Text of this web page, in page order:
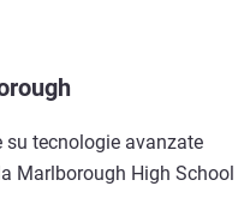
su tecnologie avanzate
Marlborough High School